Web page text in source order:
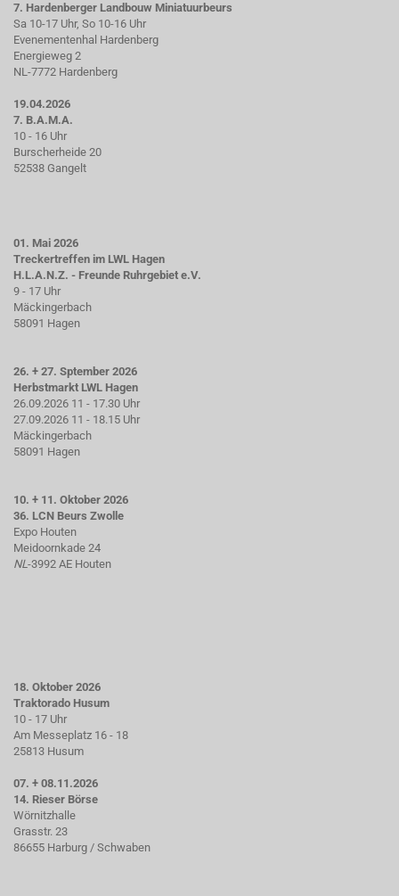
7. Hardenberger Landbouw Miniatuurbeurs
Sa 10-17 Uhr, So 10-16 Uhr
Evenementenhal Hardenberg
Energieweg 2
NL-7772 Hardenberg
19.04.2026
7. B.A.M.A.
10 - 16 Uhr
Burscherheide 20
52538 Gangelt
01. Mai 2026
Treckertreffen im LWL Hagen
H.L.A.N.Z. - Freunde Ruhrgebiet e.V.
9 - 17 Uhr
Mäckingerbach
58091 Hagen
26. + 27. Sptember 2026
Herbstmarkt LWL Hagen
26.09.2026 11 - 17.30 Uhr
27.09.2026 11 - 18.15 Uhr
Mäckingerbach
58091 Hagen
10. + 11. Oktober 2026
36. LCN Beurs Zwolle
Expo Houten
Meidoornkade 24
NL-3992 AE Houten
18. Oktober 2026
Traktorado Husum
10 - 17 Uhr
Am Messeplatz 16 - 18
25813 Husum
07. + 08.11.2026
14. Rieser Börse
Wörnitzhalle
Grasstr. 23
86655 Harburg / Schwaben